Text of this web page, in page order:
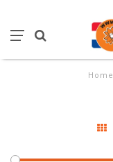
Home